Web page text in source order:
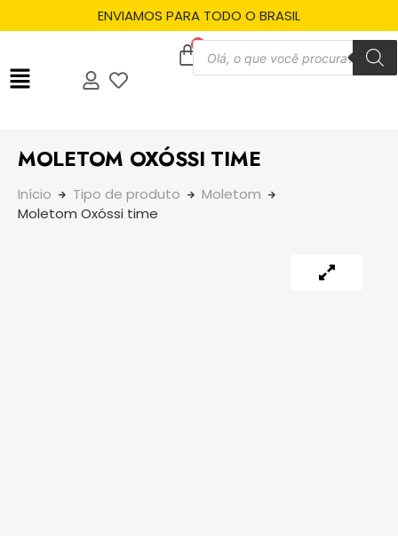
ENVIAMOS PARA TODO O BRASIL
MOLETOM OXÓSSI TIME
Início Tipo de produto
Moletom
Moletom Oxóssi time